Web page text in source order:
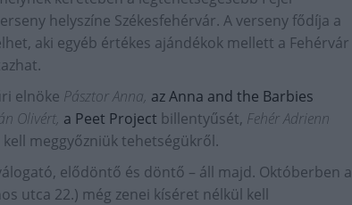
helyszíne Székesfehérvár. A verseny fődíja a
aki egyéb értékes ajándékok mellett a Fehérvár
elnöke Pásztor Anna, az Anna and the Barbies
Olivért, a Peet Project billentyűsét, Fehér Adrienn
meggyőzniük tehetségükről.
elődöntő és döntő – áll majd. Októberben a
utca 22.) még zenei kíséret nélkül kell